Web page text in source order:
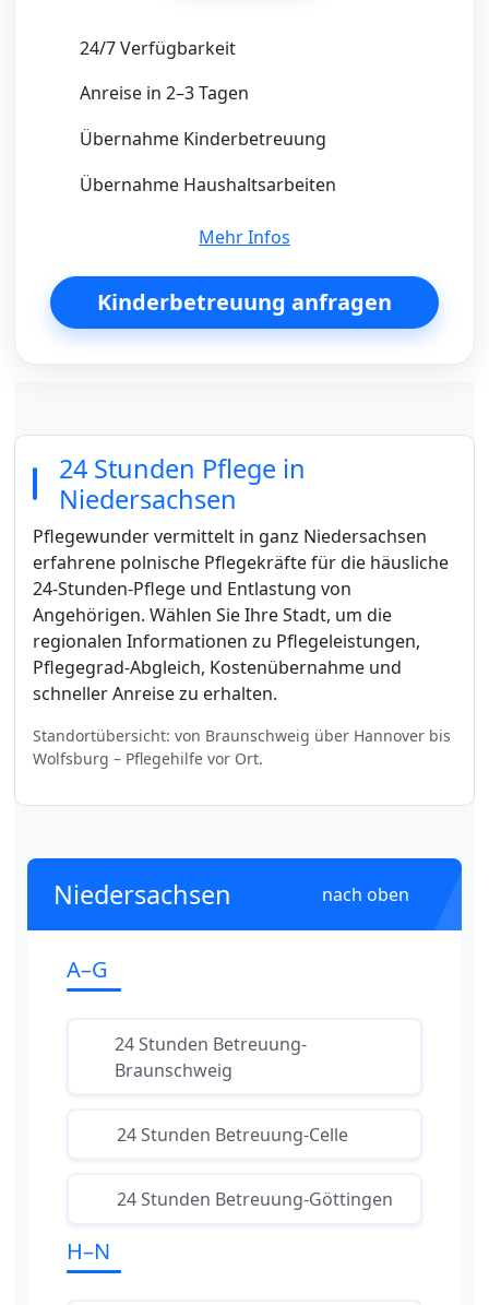
24/7 Verfügbarkeit
Anreise in 2–3 Tagen
Übernahme Kinderbetreuung
Übernahme Haushaltsarbeiten
Mehr Infos
Kinderbetreuung anfragen
24 Stunden Pflege in
Niedersachsen
Pflegewunder vermittelt in ganz Niedersachsen
erfahrene polnische Pflegekräfte für die häusliche
24-Stunden-Pflege und Entlastung von
Angehörigen. Wählen Sie Ihre Stadt, um die
regionalen Informationen zu Pflegeleistungen,
Pflegegrad-Abgleich, Kostenübernahme und
schneller Anreise zu erhalten.
Standortübersicht: von Braunschweig über Hannover bis
Wolfsburg – Pflegehilfe vor Ort.
Niedersachsen nach oben
A–G
24 Stunden Betreuung-
Braunschweig
24 Stunden Betreuung-Celle
24 Stunden Betreuung-Göttingen
H–N